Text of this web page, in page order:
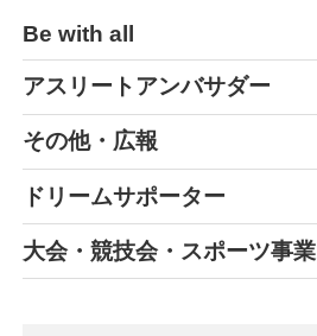
Be with all
アスリートアンバサダー
その他・広報
ドリームサポーター
大会・競技会・スポーツ事業